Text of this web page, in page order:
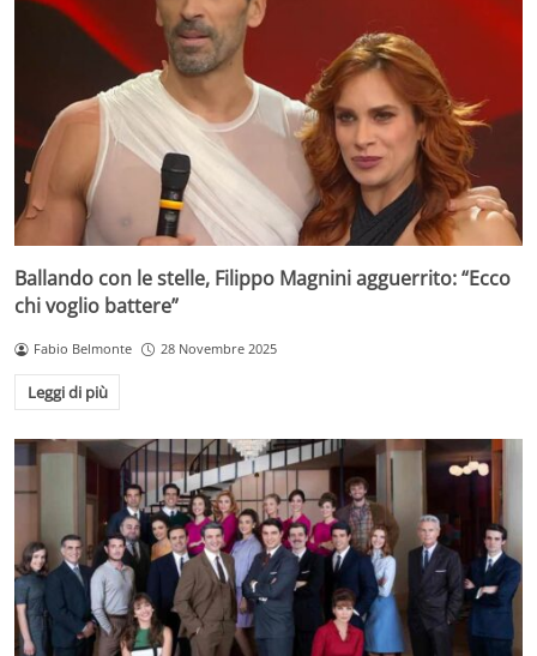
Ballando con le stelle, Filippo Magnini agguerrito: “Ecco
chi voglio battere”
Fabio Belmonte 28 Novembre 2025
Leggi di più